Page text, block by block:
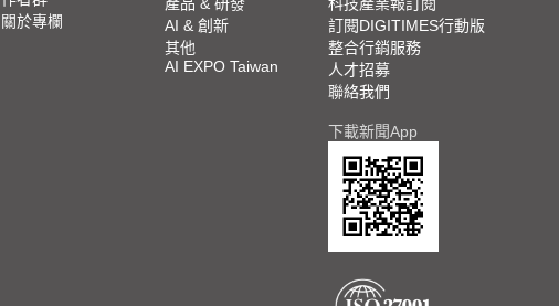
關於專欄
AI & 創新
其他
AI EXPO Taiwan
訂閱DIGITIMES行動版
整合行銷服務
人才招募
聯絡我們
下載新聞App